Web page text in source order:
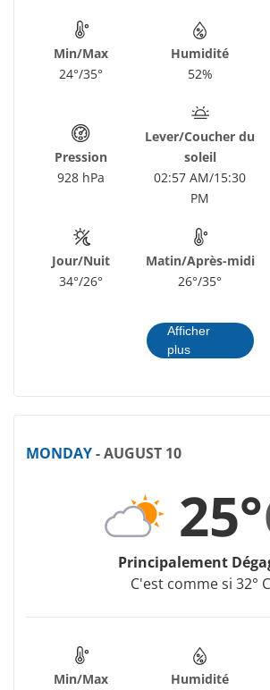
Min/Max
24°/35°
Humidité
52%
Pression
928 hPa
Lever/Coucher du
soleil
02:57 AM/15:30
PM
Jour/Nuit
34°/26°
Matin/Après-midi
26°/35°
Afficher
plus
MONDAY- AUGUST 10
25°
Principalement
C'est comme si 32° C
Min/Max
Humidité